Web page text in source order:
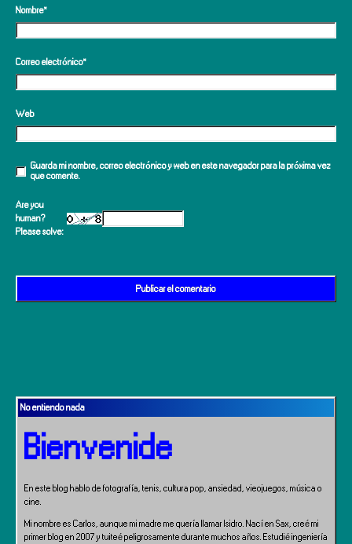
Nombre*
Correo electrónico*
Web
Guarda mi nombre, correo electrónico y web en este navegador para la próxima vez
que comente.
Are you
human?
Please solve:
No entiendo nada
Bienvenide
En este blog hablo de fotografía, tenis, cultura pop, ansiedad, vieojuegos, música o
cine.
Mi nombre es Carlos, aunque mi madre me quería llamar Isidro. Nací en Sax, creé mi
primer blog en 2007 y tuiteé peligrosamente durante muchos años. Estudié ingeniería